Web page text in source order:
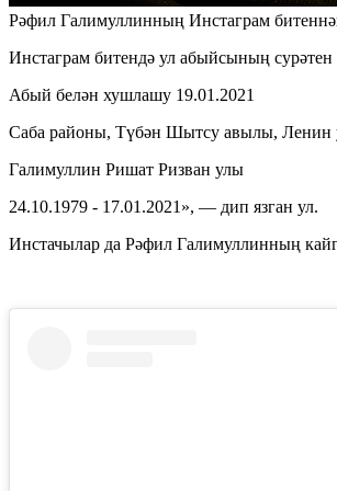
Рәфил Галимуллинның Инстаграм
Инстаграм битендә ул абыйсының
Абый белән хушлашу 19.01.2021
Саба районы, Түбән Шытсу авылы, Ленин
Галимуллин Ришат Ризван улы
24.10.1979 - 17.01.2021», — дип язган ул.
Инстачылар да Рәфил Галимуллинның